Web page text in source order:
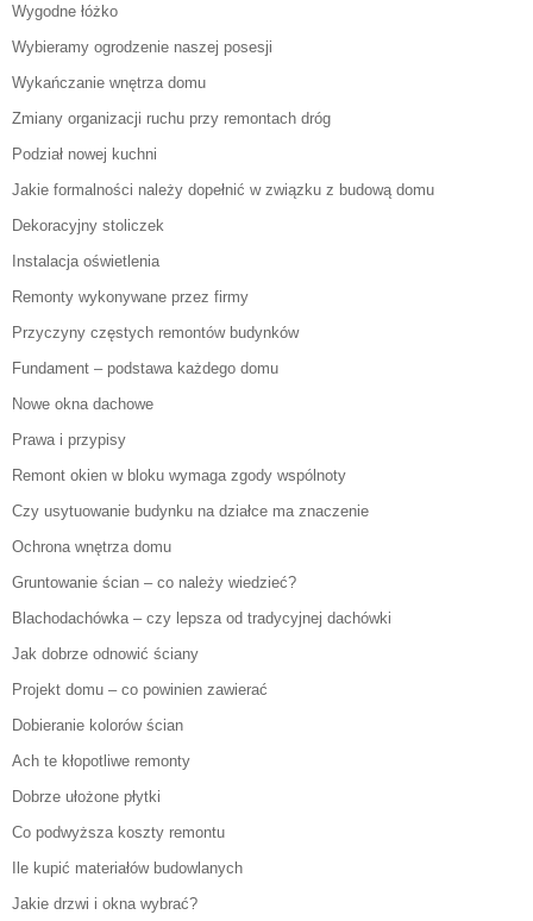
Wygodne łóżko
Wybieramy ogrodzenie naszej posesji
Wykańczanie wnętrza domu
Zmiany organizacji ruchu przy remontach dróg
Podział nowej kuchni
Jakie formalności należy dopełnić w związku z budową domu
Dekoracyjny stoliczek
Instalacja oświetlenia
Remonty wykonywane przez firmy
Przyczyny częstych remontów budynków
Fundament – podstawa każdego domu
Nowe okna dachowe
Prawa i przypisy
Remont okien w bloku wymaga zgody wspólnoty
Czy usytuowanie budynku na działce ma znaczenie
Ochrona wnętrza domu
Gruntowanie ścian – co należy wiedzieć?
Blachodachówka – czy lepsza od tradycyjnej dachówki
Jak dobrze odnowić ściany
Projekt domu – co powinien zawierać
Dobieranie kolorów ścian
Ach te kłopotliwe remonty
Dobrze ułożone płytki
Co podwyższa koszty remontu
Ile kupić materiałów budowlanych
Jakie drzwi i okna wybrać?